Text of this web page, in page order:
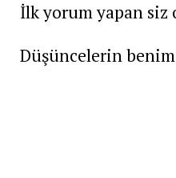
İlk yorum yapan siz
Düşüncelerin